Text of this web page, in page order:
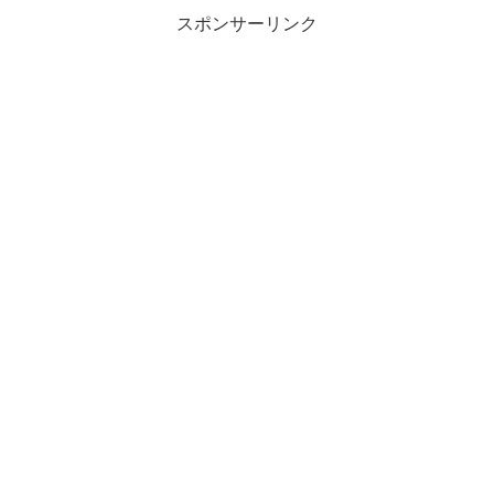
スポンサーリンク